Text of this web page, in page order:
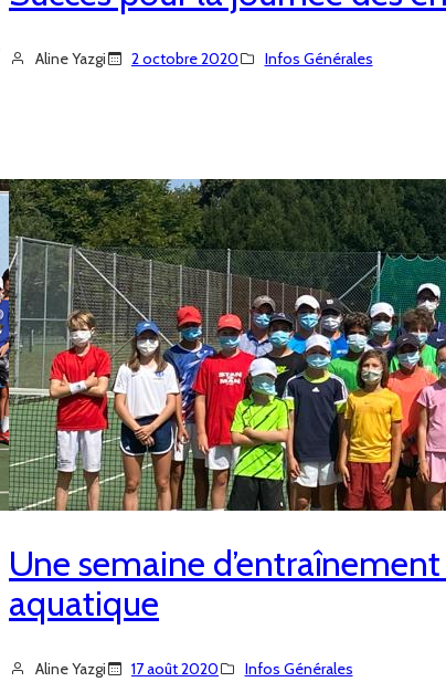
Aline Yazgi 2 octobre 2020 Infos Générales
Une semaine
aquatique
Aline Yazgi 17 août 2020 Infos Générales